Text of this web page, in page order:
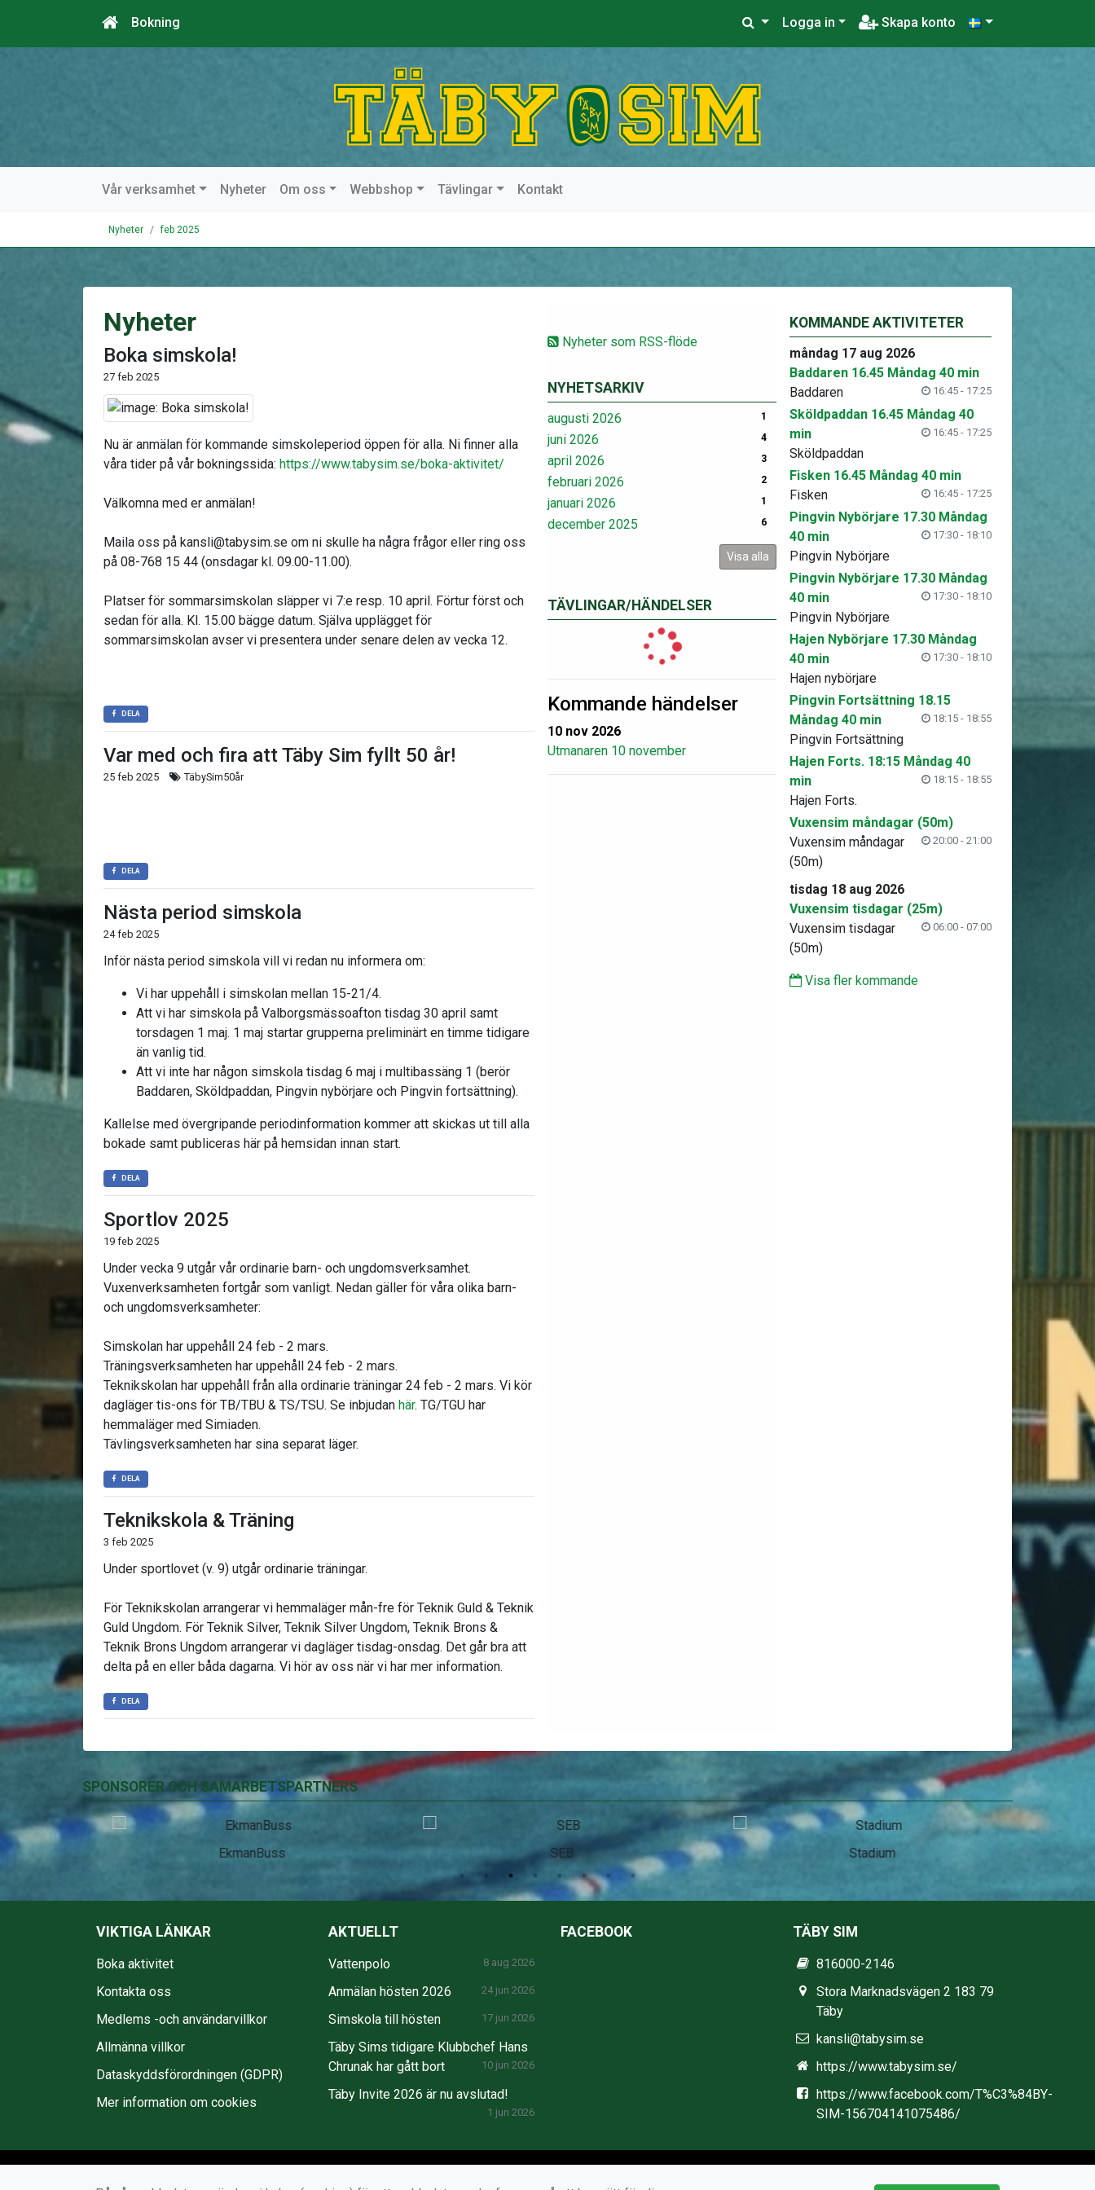
Bokning Logga in Skapa konto
Vår verksamhet Nyheter Om oss Webbshop Tävlingar Kontakt
Nyheter feb 2025
Nyheter som RSS-flöde
NYHETSARKIV
augusti 2026 1
juni 2026 4
april 2026 3
februari 2026 2
januari 2026 1
december 2025 6
Visa alla
TÄVLINGAR/HÄNDELSER
Kommande händelser
10 nov 2026
Utmanaren 10 november
Nyheter
Boka simskola!
27 feb 2025
Nu är anmälan för kommande simskoleperiod öppen för alla. Ni finner alla
våra tider på vår bokningssida: https://www.tabysim.se/boka-aktivitet/
Välkomna med er anmälan!
Maila oss på kansli@tabysim.se om ni skulle ha några frågor eller ring oss
på 08-768 15 44 (onsdagar kl. 09.00-11.00).
Platser för sommarsimskolan släpper vi 7:e resp. 10 april. Förtur först och
sedan för alla. Kl. 15.00 bägge datum. Själva upplägget för
sommarsimskolan avser vi presentera under senare delen av vecka 12.
DELA
Var med och fira att Täby Sim fyllt 50 år!
25 feb 2025 TäbySim50år
DELA
Nästa period simskola
24 feb 2025
Inför nästa period simskola vill vi redan nu informera om:
Vi har uppehåll i simskolan mellan 15-21/4.
Att vi har simskola på Valborgsmässoafton tisdag 30 april samt
torsdagen 1 maj. 1 maj startar grupperna preliminärt en timme tidigare
än vanlig tid.
Att vi inte har någon simskola tisdag 6 maj i multibassäng 1 (berör
Baddaren, Sköldpaddan, Pingvin nybörjare och Pingvin fortsättning).
Kallelse med övergripande periodinformation kommer att skickas ut till alla
bokade samt publiceras här på hemsidan innan start.
DELA
Sportlov 2025
19 feb 2025
Under vecka 9 utgår vår ordinarie barn- och ungdomsverksamhet.
Vuxenverksamheten fortgår som vanligt. Nedan gäller för våra olika barn-
och ungdomsverksamheter:
Simskolan har uppehåll 24 feb - 2 mars.
Träningsverksamheten har uppehåll 24 feb - 2 mars.
Teknikskolan har uppehåll från alla ordinarie träningar 24 feb - 2 mars. Vi kör
dagläger tis-ons för TB/TBU & TS/TSU. Se inbjudan här. TG/TGU har
hemmaläger med Simiaden.
Tävlingsverksamheten har sina separat läger.
DELA
Teknikskola & Träning
3 feb 2025
Under sportlovet (v. 9) utgår ordinarie träningar.
För Teknikskolan arrangerar vi hemmaläger mån-fre för Teknik Guld & Teknik
Guld Ungdom. För Teknik Silver, Teknik Silver Ungdom, Teknik Brons &
Teknik Brons Ungdom arrangerar vi dagläger tisdag-onsdag. Det går bra att
delta på en eller båda dagarna. Vi hör av oss när vi har mer information.
DELA
KOMMANDE AKTIVITETER
måndag 17 aug 2026
Baddaren 16.45 Måndag 40 min
16:45 - 17:25
Baddaren
Sköldpaddan 16.45 Måndag 40
min
16:45 - 17:25
Sköldpaddan
Fisken 16.45 Måndag 40 min
16:45 - 17:25
Fisken
Pingvin Nybörjare 17.30 Måndag
40 min
17:30 - 18:10
Pingvin Nybörjare
Pingvin Nybörjare 17.30 Måndag
40 min
17:30 - 18:10
Pingvin Nybörjare
Hajen Nybörjare 17.30 Måndag
40 min
17:30 - 18:10
Hajen nybörjare
Pingvin Fortsättning 18.15
Måndag 40 min
18:15 - 18:55
Pingvin Fortsättning
Hajen Forts. 18:15 Måndag 40
min
18:15 - 18:55
Hajen Forts.
Vuxensim måndagar (50m)
20:00 - 21:00
Vuxensim måndagar
(50m)
tisdag 18 aug 2026
Vuxensim tisdagar (25m)
06:00 - 07:00
Vuxensim tisdagar
(50m)
Visa fler kommande
SPONSORER OCH SAMARBETSPARTNERS
EkmanBuss SEB Stadium
VIKTIGA LÄNKAR
Boka aktivitet
Kontakta oss
Medlems -och användarvillkor
Allmänna villkor
Dataskyddsförordningen (GDPR)
Mer information om cookies
AKTUELLT
Vattenpolo 8 aug 2026
Anmälan hösten 2026 24 jun 2026
Simskola till hösten 17 jun 2026
Täby Sims tidigare Klubbchef Hans
Chrunak har gått bort
10 jun 2026
Täby Invite 2026 är nu avslutad!
1 jun 2026
FACEBOOK TÄBY SIM
816000-2146
Stora Marknadsvägen 2 183 79
Täby
kansli@tabysim.se
https://www.tabysim.se/
https://www.facebook.com/T%C3%84BY-
SIM-156704141075486/